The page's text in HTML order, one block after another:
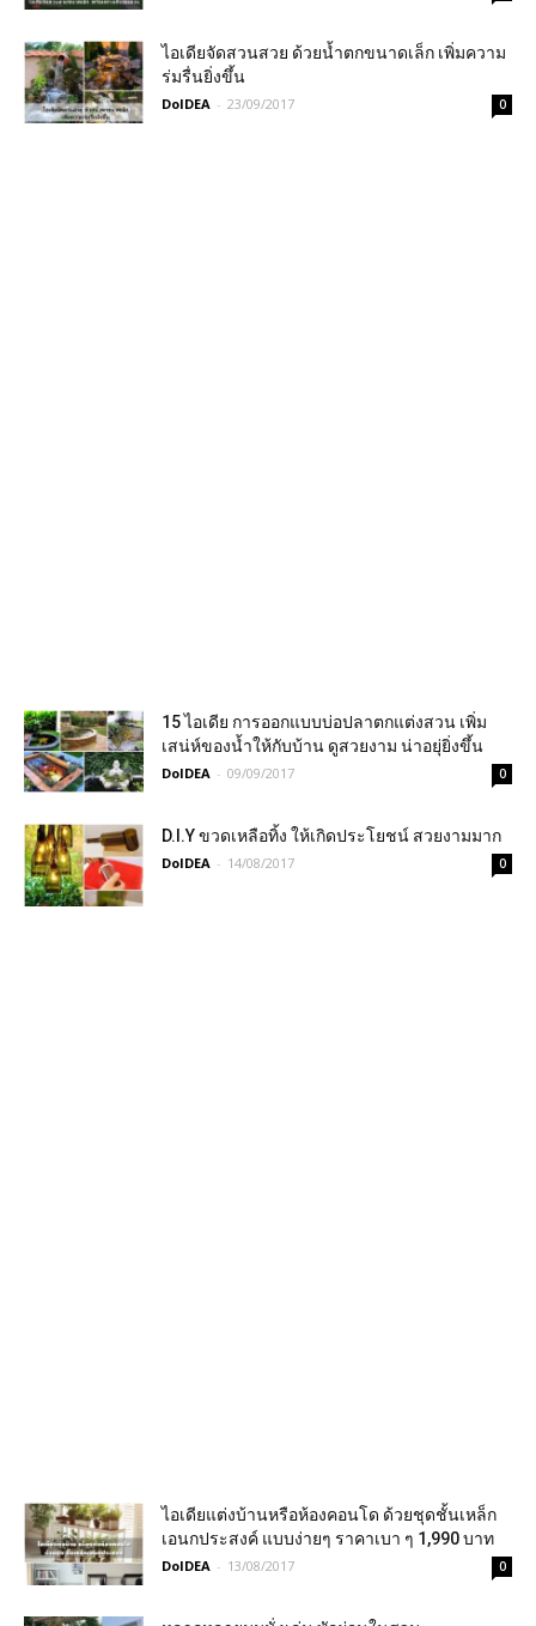
ไอเดียจัดสวนสวย ด้วยน้ำตกขนาดเล็ก เพิ่มความ
ร่มรื่นยิ่งขึ้น
DoIDEA - 23/09/2017 0
15 ไอเดีย การออกแบบบ่อปลาตกแต่งสวน เพิ่ม
เสน่ห์ของน้ำให้กับบ้าน ดูสวยงาม น่าอยุ่ยิ่งขึ้น
DoIDEA - 09/09/2017 0
D.I.Y ขวดเหลือทิ้ง ให้เกิดประโยชน์ สวยงามมาก
DoIDEA - 14/08/2017 0
ไอเดียแต่งบ้านหรือห้องคอนโด ด้วยชุดชั้นเหล็ก
เอนกประสงค์ แบบง่ายๆ ราคาเบา ๆ 1,990 บาท
DoIDEA - 13/08/2017 0